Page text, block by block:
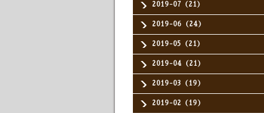
2019-07（21）
2019-06（24）
2019-05（21）
2019-04（21）
2019-03（19）
2019-02（19）